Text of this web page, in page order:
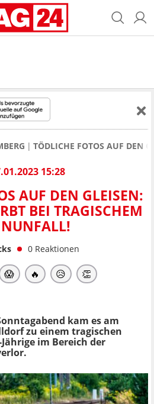
TÖDLICHE FOTOS AUF DEN
15:28
AUF DEN GLEISEN:
BEI TRAGISCHEM
0 Reaktionen
😱 🔥 😥 👏
kam es am
zu einem tragischen
im Bereich der